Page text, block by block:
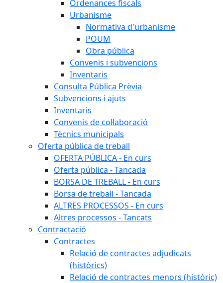
Ordenances fiscals
Urbanisme
Normativa d'urbanisme
POUM
Obra pública
Convenis i subvencions
Inventaris
Consulta Pública Prèvia
Subvencions i ajuts
Inventaris
Convenis de col·laboració
Tècnics municipals
Oferta pública de treball
OFERTA PÚBLICA - En curs
Oferta pública - Tancada
BORSA DE TREBALL - En curs
Borsa de treball - Tancada
ALTRES PROCESSOS - En curs
Altres processos - Tancats
Contractació
Contractes
Relació de contractes adjudicats
(històrics)
Relació de contractes menors (històric)